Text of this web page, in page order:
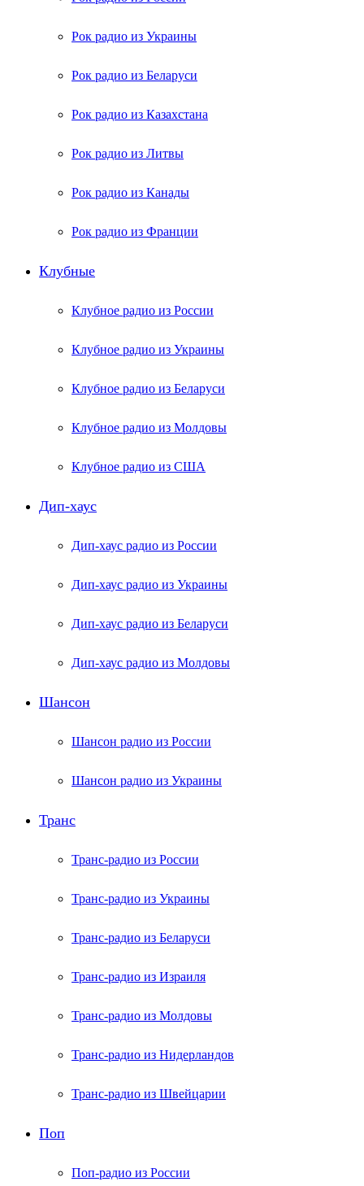
Рок радио из Украины
Рок радио из Беларуси
Рок радио из Казахстана
Рок радио из Литвы
Рок радио из Канады
Рок радио из Франции
Клубные
Клубное радио из России
Клубное радио из Украины
Клубное радио из Беларуси
Клубное радио из Молдовы
Клубное радио из США
Дип-хаус
Дип-хаус радио из России
Дип-хаус радио из Украины
Дип-хаус радио из Беларуси
Дип-хаус радио из Молдовы
Шансон
Шансон радио из России
Шансон радио из Украины
Транс
Транс-радио из России
Транс-радио из Украины
Транс-радио из Беларуси
Транс-радио из Израиля
Транс-радио из Молдовы
Транс-радио из Нидерландов
Транс-радио из Швейцарии
Поп
Поп-радио из России